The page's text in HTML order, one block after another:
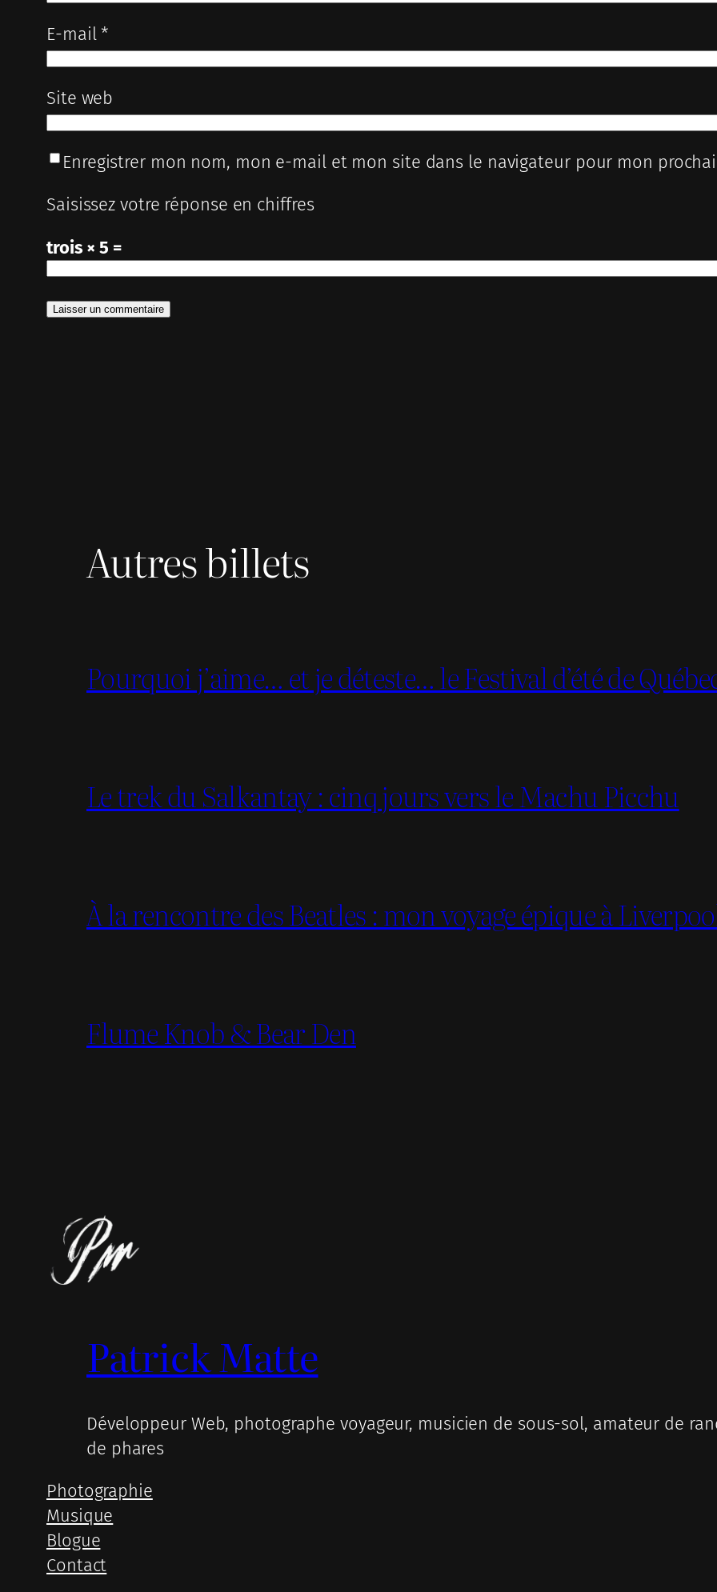
E-mail *
Site web
Enregistrer mon nom, mon e-mail et mon site dans le navigateur pour mon
Saisissez votre réponse en chiffres
trois × 5 =
Autres billets
Pourquoi j’aime… et je déteste… le Festival d’été de
Le trek du Salkantay : cinq jours vers le Machu Picchu
À la rencontre des Beatles : mon voyage épique à
Flume Knob & Bear Den
Patrick Matte
Développeur Web, photographe voyageur, musicien de sous-sol, amateur de
de phares
Photographie
Musique
Blogue
Contact